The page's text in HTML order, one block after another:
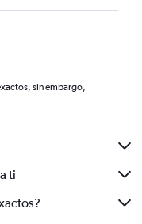
sin embargo,
ti